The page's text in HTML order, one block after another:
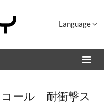
Language
ール 耐衝撃ス